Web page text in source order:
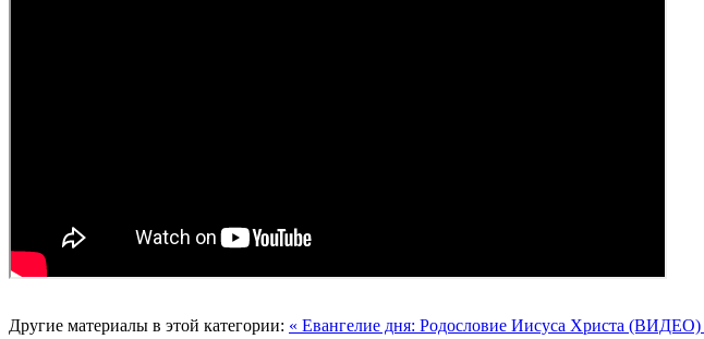
Другие материалы в этой категории: « Евангелие дня: Родословие Иисуса Христа (ВИДЕО)